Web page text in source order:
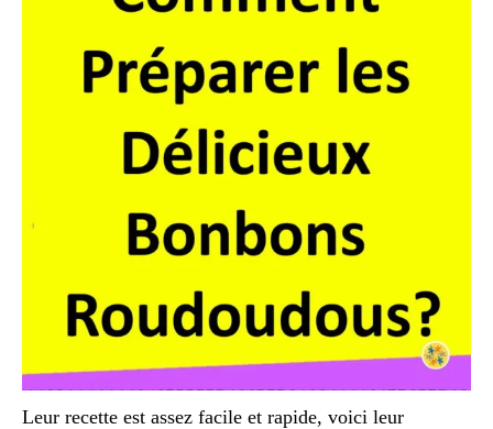
Leur recette est assez facile et rapide, voici leur